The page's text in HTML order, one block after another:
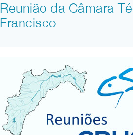
Reunião da Câmara
Francisco